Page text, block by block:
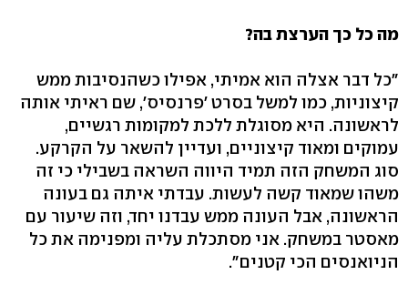
מה כל כך הערצת בה?
"כל דבר אצלה הוא אמיתי, אפילו כשהנסיבות ממש
קיצוניות, כמו למשל בסרט 'פרנסיס', שם ראיתי אותה
לראשונה. היא מסוגלת ללכת למקומות רגשיים,
עמוקים ומאוד קיצוניים, ועדיין להשאר על הקרקע.
סוג המשחק הזה תמיד היווה השראה בשבילי כי זה
משהו שמאוד קשה לעשות. עבדתי איתה גם בעונה
הראשונה, אבל העונה ממש עבדנו יחד, וזה שיעור עם
מאסטר במשחק. אני מסתכלת עליה ומפנימה את כל
הניואנסים הכי קטנים".